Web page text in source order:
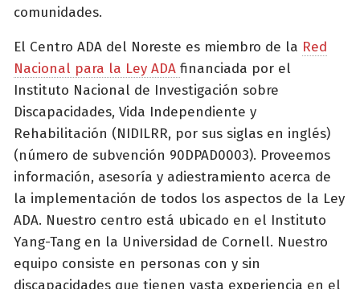
comunidades.
El Centro ADA del Noreste es miembro de la Red
Nacional para la Ley ADA financiada por el
Instituto Nacional de Investigación sobre
Discapacidades, Vida Independiente y
Rehabilitación (NIDILRR, por sus siglas en inglés)
(número de subvención 90DPAD0003). Proveemos
información, asesoría y adiestramiento acerca de
la implementación de todos los aspectos de la Ley
ADA. Nuestro centro está ubicado en el Instituto
Yang-Tang en la Universidad de Cornell. Nuestro
equipo consiste en personas con y sin
discapacidades que tienen vasta experiencia en el